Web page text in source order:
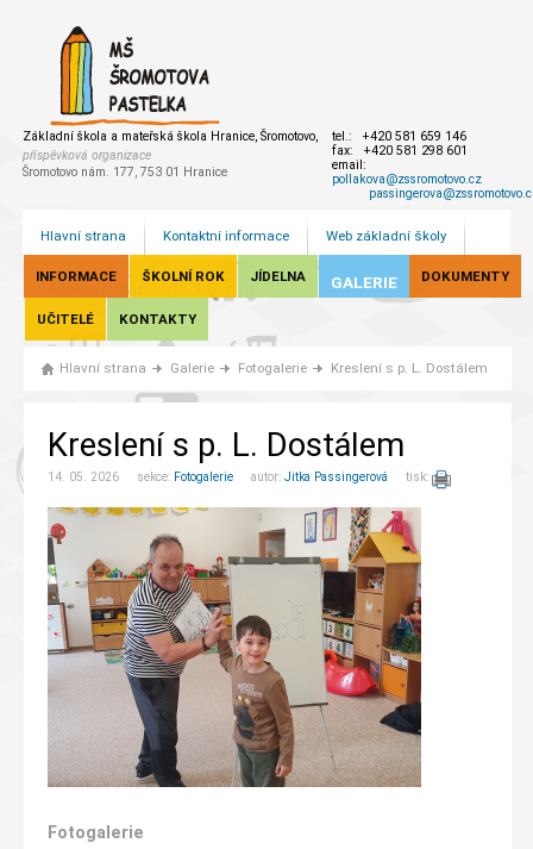
Základní škola a mateřská škola Hranice, Šromotovo,
příspěvková organizace
Šromotovo nám. 177, 753 01 Hranice
tel.: +420 581 659 146
fax: +420 581 298 601
email:
pollakova@zssromotovo.cz
Hlavní strana Kontaktní informace Web základní školy
INFORMACE ŠKOLNÍ ROK JÍDELNA GALERIE DOKUMENTY
UČITELÉ KONTAKTY
Hlavní strana Galerie Fotogalerie Kreslení s p. L. Dostálem
Kreslení s p. L. Dostálem
14. 05. 2026 sekce: Fotogalerie autor: Jitka Passingerová tisk:
Fotogalerie